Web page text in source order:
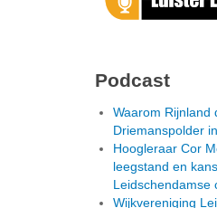
Podcast
Waarom Rijnland
Driemanspolder
Hoogleraar Cor
leegstand en
Leidschendamse
Wijkvereniging